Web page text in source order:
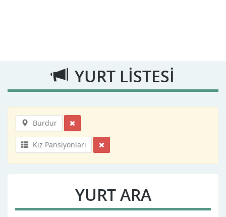
YURT LİSTESİ
Burdur
Kız Pansiyonları
YURT ARA